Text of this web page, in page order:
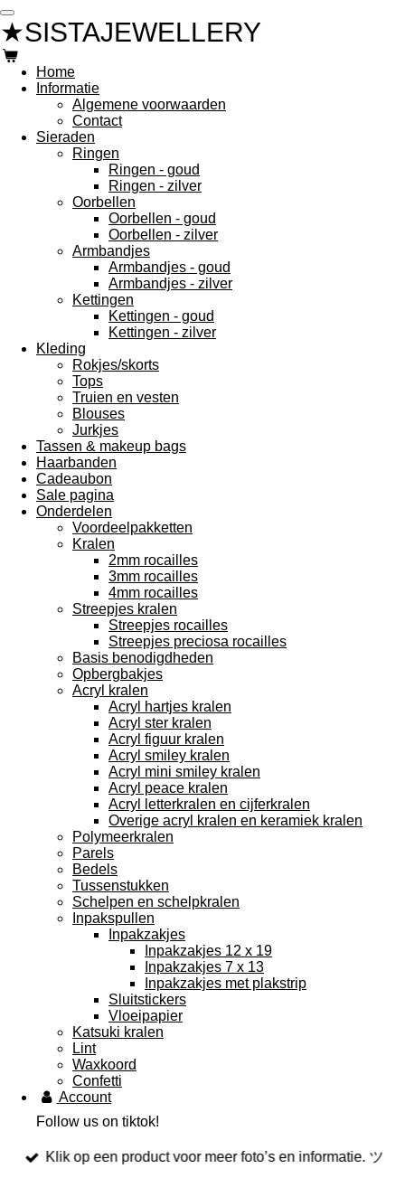
Ga
direct
naar
de
hoofdinhoud
★SISTAJEWELLERY
Home
Informatie
Algemene voorwaarden
Contact
Sieraden
Ringen
Ringen - goud
Ringen - zilver
Oorbellen
Oorbellen - goud
Oorbellen - zilver
Armbandjes
Armbandjes - goud
Armbandjes - zilver
Kettingen
Kettingen - goud
Kettingen - zilver
Kleding
Rokjes/skorts
Tops
Truien en vesten
Blouses
Jurkjes
Tassen & makeup bags
Haarbanden
Cadeaubon
Sale pagina
Onderdelen
Voordeelpakketten
Kralen
2mm rocailles
3mm rocailles
4mm rocailles
Streepjes kralen
Streepjes rocailles
Streepjes preciosa rocailles
Basis benodigdheden
Opbergbakjes
Acryl kralen
Acryl hartjes kralen
Acryl ster kralen
Acryl figuur kralen
Acryl smiley kralen
Acryl mini smiley kralen
Acryl peace kralen
Acryl letterkralen en cijferkralen
Overige acryl kralen en keramiek kralen
Polymeerkralen
Parels
Bedels
Tussenstukken
Schelpen en schelpkralen
Inpakspullen
Inpakzakjes
Inpakzakjes 12 x 19
Inpakzakjes 7 x 13
Inpakzakjes met plakstrip
Sluitstickers
Vloeipapier
Katsuki kralen
Lint
Waxkoord
Confetti
Account
Follow us on tiktok!
Klik op een product voor meer foto’s en informatie. ツ